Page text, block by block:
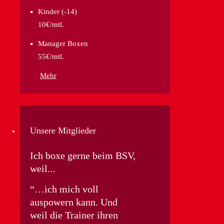
Kinder (-14)
10€/mtl.
Manager Boxen
55€/mtl.
Mehr
Unsere Mitglieder
Ich boxe gerne beim BSV,
weil...
…ich mich voll
auspowern kann. Und
weil die Trainer ihren